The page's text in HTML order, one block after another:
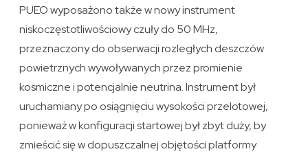
PUEO wyposażono także w nowy instrument
niskoczęstotliwościowy czuły do 50 MHz,
przeznaczony do obserwacji rozległych deszczów
powietrznych wywoływanych przez promienie
kosmiczne i potencjalnie neutrina. Instrument był
uruchamiany po osiągnięciu wysokości przelotowej,
ponieważ w konfiguracji startowej był zbyt duży, by
zmieścić się w dopuszczalnej objętości platformy